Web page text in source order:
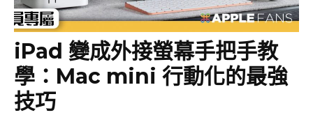
iPad 變成外接螢幕手把手教
學：Mac mini 行動化的最強
技巧